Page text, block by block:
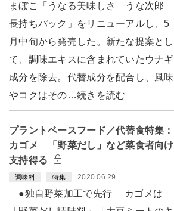
まぼこ「うなる美味しさ うな次郎
長持ちパック」をリニューアルし、5
月中旬から発売した。新たな提案とし
て、調味エキスに含まれていたウナギ
成分を除去。代替成分を配合し、風味
やコクはその…続きを読む
プラントベースフード／代替食特集：
カゴメ 「野菜だし」など菜食者向け
支持得る
調味料 特集 2020.06.29
●独自野菜加工で先行 カゴメは